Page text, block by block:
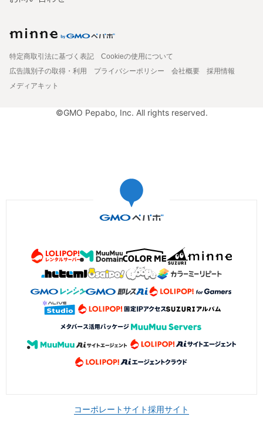
特定商取引法に基づく表記
Cookieの使用について
広告識別子の取得・利用
プライバシーポリシー 会社概要
採用情報
メディアキット
©GMO Pepabo, Inc. All rights reserved.
コーポレートサイト採用サイト